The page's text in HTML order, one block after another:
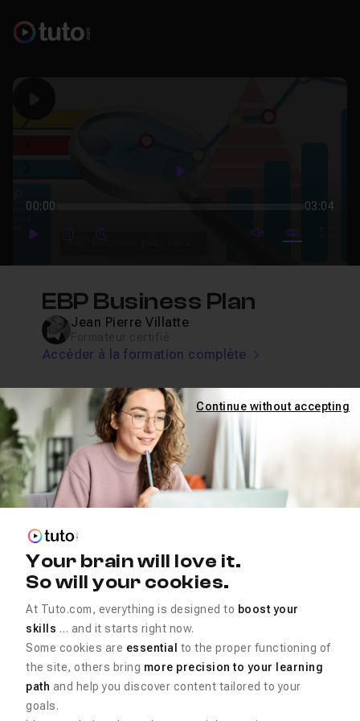
Play
00:00 03:04
PlayForwardForward mute video
Subtitles
EBP Business Plan
Jean Pierre Villatte
Accéder à la formation complète